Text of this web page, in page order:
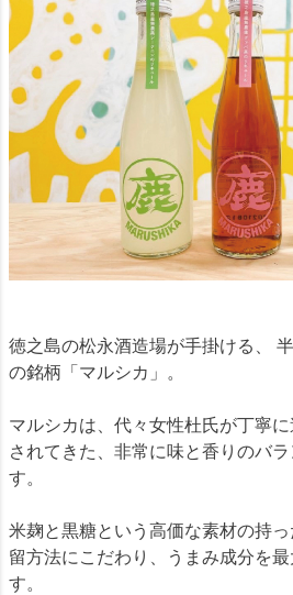
徳之島の松永酒造場が手掛ける、
の銘柄「マルシカ」。
マルシカは、代々女性杜氏が丁寧
されてきた、非常に味と香りのバ
す。
米麹と黒糖という高価な素材の持
留方法にこだわり、うまみ成分を
す。